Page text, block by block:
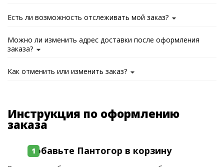
Есть ли возможность отслеживать мой заказ?
Можно ли изменить адрес доставки после оформления
заказа?
Как отменить или изменить заказ?
Инструкция по оформлению
заказа
Добавьте Пантогор в корзину